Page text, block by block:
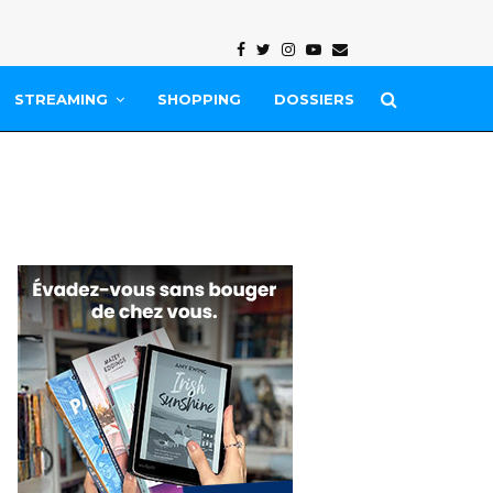
Facebook
Twitter
Instagram
Youtube
Email
STREAMING SHOPPING DOSSIERS